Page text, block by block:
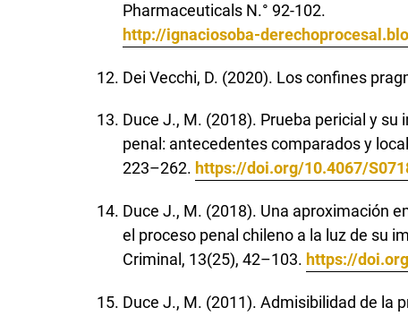
Pharmaceuticals N.° 92-102.
http://ignaciosoba-
Dei Vecchi, D. (2020). Los confines
Duce J., M. (2018). Prueba pericial y
penal: antecedentes comparados y
223–262. https://doi.org/10.4067/
Duce J., M. (2018). Una aproximación
el proceso penal chileno a la luz de su
Criminal, 13(25), 42–103. https://
Duce J., M. (2011). Admisibilidad de la